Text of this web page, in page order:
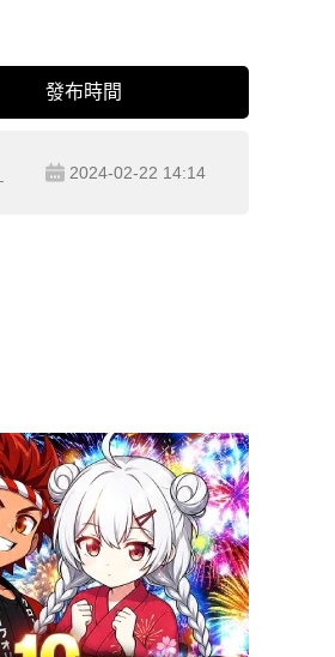
發布時間
2024-02-22 14:14